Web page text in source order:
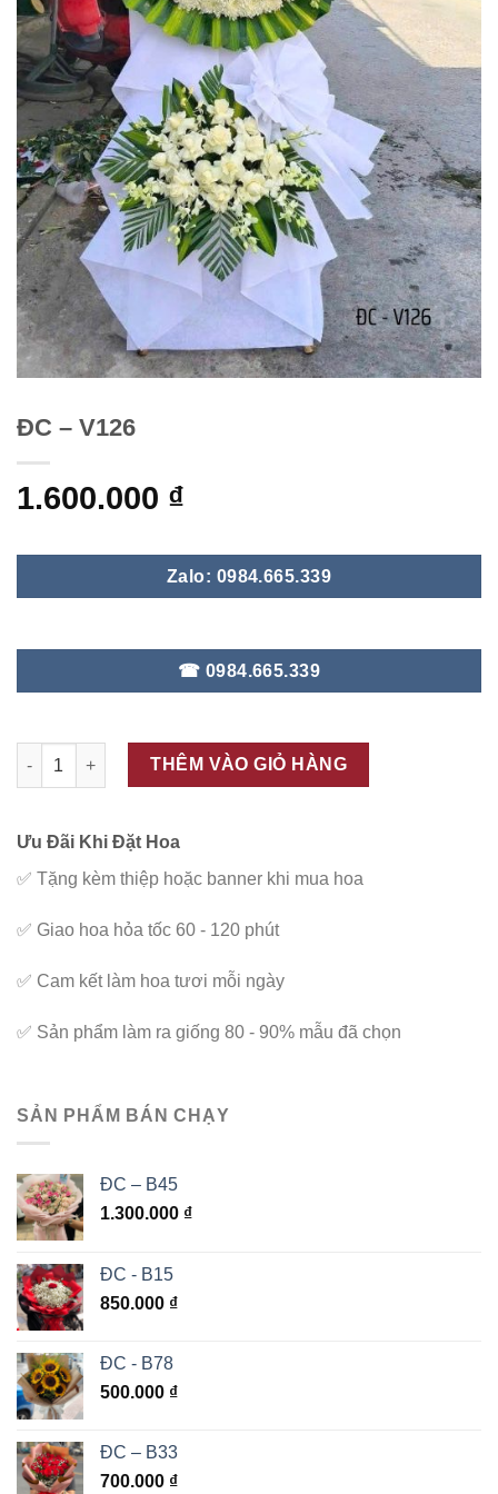
ĐC – V126
1.600.000 ₫
Zalo: 0984.665.339
☎ 0984.665.339
ĐC - V126 số lượng
THÊM VÀO GIỎ HÀNG
Ưu Đãi Khi Đặt Hoa
✅ Tặng kèm thiệp hoặc banner khi mua hoa
✅ Giao hoa hỏa tốc 60 - 120 phút
✅ Cam kết làm hoa tươi mỗi ngày
✅ Sản phẩm làm ra giống 80 - 90% mẫu đã chọn
SẢN PHẨM BÁN CHẠY
ĐC – B45
1.300.000 ₫
ĐC - B15
850.000 ₫
ĐC - B78
500.000 ₫
ĐC – B33
700.000 ₫